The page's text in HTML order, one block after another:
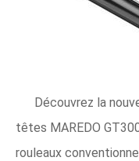
Découvrez la
têtes MAREDO
rouleaux